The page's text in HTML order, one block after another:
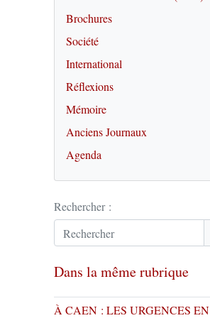
Brochures
Société
International
Réflexions
Mémoire
Anciens Journaux
Agenda
Rechercher :
Dans la même rubrique
À CAEN : LES URGENCES EN